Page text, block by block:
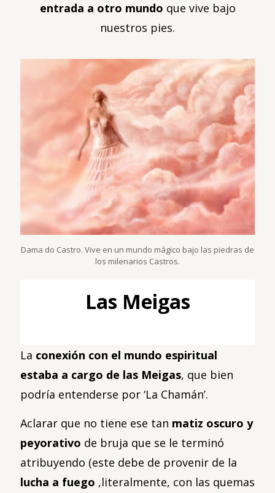
entrada a otro mundo que vive bajo
nuestros pies.
Dama do Castro. Vive en un mundo mágico bajo las piedras de
los milenarios Castros.
Las Meigas
La conexión con el mundo espiritual
estaba a cargo de las Meigas, que bien
podría entenderse por ‘La Chamán’.
Aclarar que no tiene ese tan matiz oscuro y
peyorativo de bruja que se le terminó
atribuyendo (este debe de provenir de la
lucha a fuego ,literalmente, con las quemas